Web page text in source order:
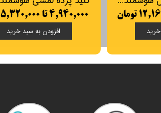
۴,۵۶۰,۰۰۰ تا ۴,۹۴۰,۰۰۰ تومان
افزودن به سبد خرید
تا ۱۹,۳۸۰,۰۰۰